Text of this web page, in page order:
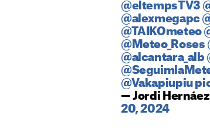
@eltempsTV3
@alexmegapc
@TAIKOmeteo
@Meteo_Roses
@alcantara_alb
@Vakapiupiu
— Jordi
20, 2024